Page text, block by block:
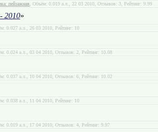
пейзажная, Объём: 0.019 а.л., 22 03 2010, Отзывов: 3, Рейтинг: 9.99
2010»
0.027 а.л., 26 03 2010, Рейтинг: 10
0.024 а.л., 03 04 2010, Отзывов: 2, Рейтинг: 10.08
0.037 а.л., 10 04 2010, Отзывов: 6, Рейтинг: 10.02
0.038 а.л., 11 04 2010, Рейтинг: 10
0.019 а.л., 17 04 2010, Отзывов: 4, Рейтинг: 9.97